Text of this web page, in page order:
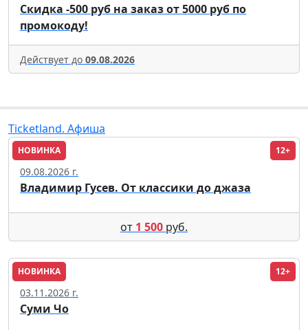
Скидка -500 руб на заказ от 5000 руб по
промокоду!
Действует до 09.08.2026
Ticketland. Афиша
НОВИНКА 12+
Москва
09.08.2026 г.
Владимир Гусев. От классики до джаза
от 1 500 руб.
НОВИНКА 12+
Москва
03.11.2026 г.
Суми Чо